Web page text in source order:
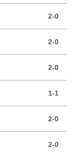
2-0
2-0
2-0
1-1
2-0
2-0